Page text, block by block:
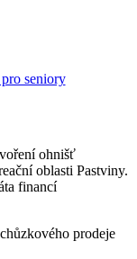
seniory
ohnišť
oblasti Pastviny.
financí
prodeje